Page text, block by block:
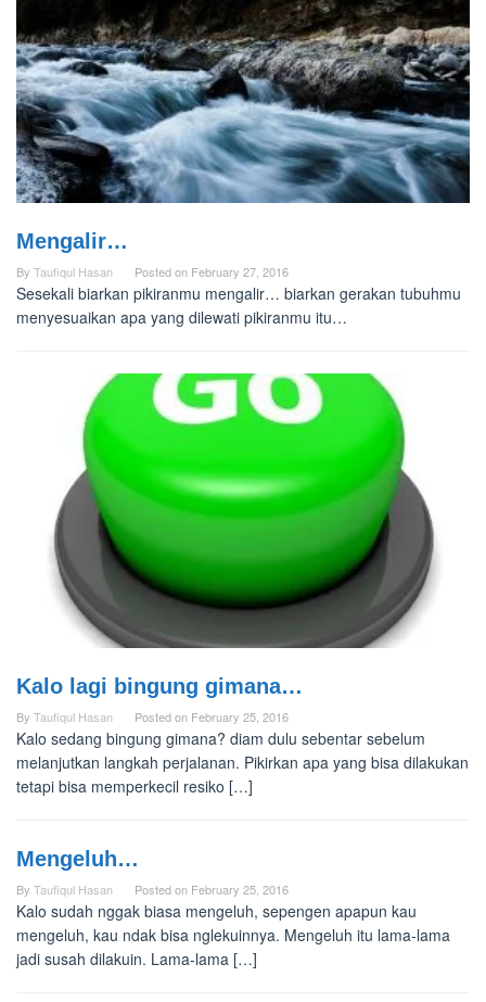
Mengalir…
By Taufiqul Hasan Posted on February 27, 2016
Sesekali biarkan pikiranmu mengalir… biarkan gerakan tubuhmu
menyesuaikan apa yang dilewati pikiranmu itu…
Kalo lagi bingung gimana…
By Taufiqul Hasan Posted on February 25, 2016
Kalo sedang bingung gimana? diam dulu sebentar sebelum
melanjutkan langkah perjalanan. Pikirkan apa yang bisa dilakukan
tetapi bisa memperkecil resiko […]
Mengeluh…
By Taufiqul Hasan Posted on February 25, 2016
Kalo sudah nggak biasa mengeluh, sepengen apapun kau
mengeluh, kau ndak bisa nglekuinnya. Mengeluh itu lama-lama
jadi susah dilakuin. Lama-lama […]